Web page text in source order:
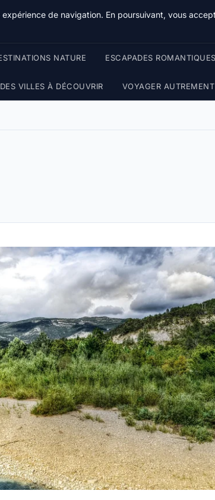
Terredeprovence
NATURE ESCAPADES ROMANTIQUES
VILLES À DÉCOUVRIR VOYAGER AUTREMENT
de navigation. En poursuivant, vous